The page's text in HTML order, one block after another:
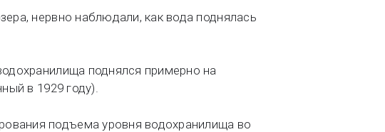
нервно наблюдали, как вода поднялась
поднялся примерно на
в 1929 году).
подъема уровня водохранилища во